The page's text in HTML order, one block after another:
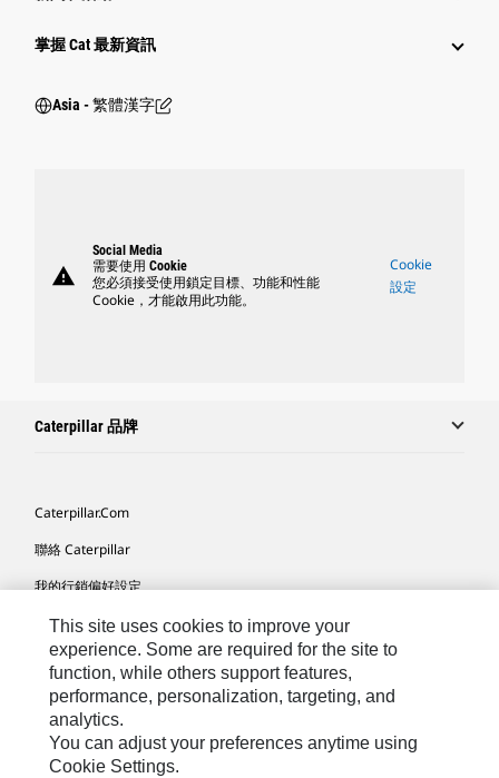
掌握 Cat 最新資訊
Asia - 繁體漢字
warning
Social Media
需要使用 Cookie
您必須接受使用鎖定目標、功能和性能
Cookie，才能啟用此功能。
Cookie
設定
Caterpillar 品牌
Caterpillar.com
聯絡 Caterpillar
我的行銷偏好設定
網站地圖
Cookie Settings
法律
隱私權
關於 Cat
This site uses cookies to improve your
experience. Some are required for the site to
function, while others support features,
performance, personalization, targeting, and
analytics.
You can adjust your preferences anytime using
Cookie Settings.